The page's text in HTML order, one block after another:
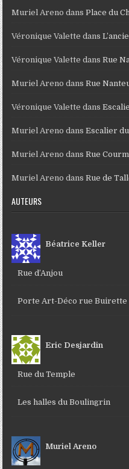
Muriel Areno dansPlace du
Véronique Valette dans
Véronique Valette dansRue
Muriel Areno dansRue
Véronique Valette dans
Muriel Areno dansEscalier
Muriel Areno dansRue
Muriel Areno dansRue de
AUTEURS
Béatrice Keller
Rue d’Anjou
Porte Art-Déco rue Buirette
Eric Desjardin
Rue du Temple
Les halles du Boulingrin
Muriel Areno